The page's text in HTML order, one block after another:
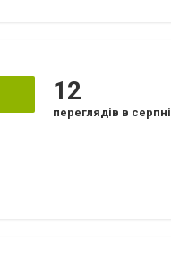
12
переглядів в серпні